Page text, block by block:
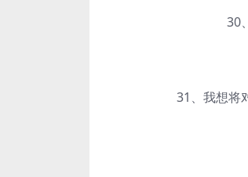
30、
31、我想将对